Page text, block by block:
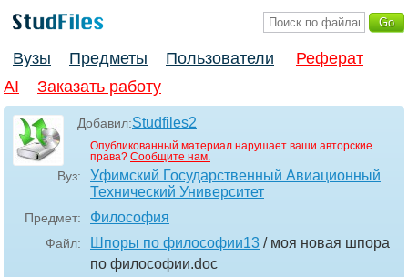
Вузы Предметы Пользователи
Реферат
AI
Заказать работу
Добавил:Studfiles2
Опубликованный материал нарушает ваши авторские
права? Сообщите нам.
Вуз:
Уфимский Государственный Авиационный
Технический Университет
Предмет: Философия
Файл: Шпоры по философии13 / моя новая шпора
по философии.doc